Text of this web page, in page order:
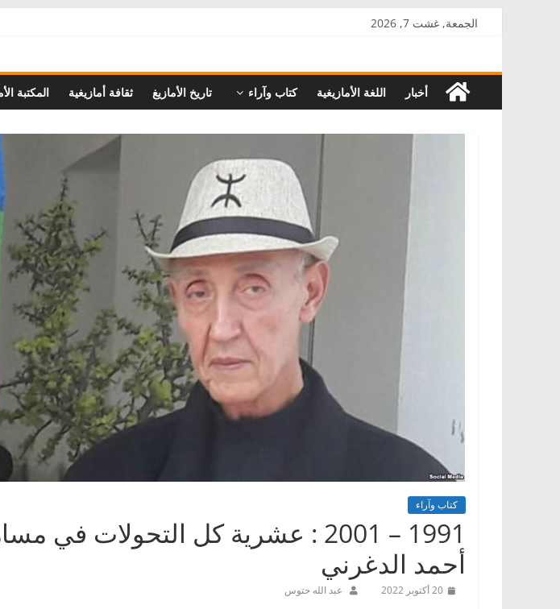
الجمعة, غشت 7, 2026
AkalPress
منبر
أخبار اللغة الأمازيغية كتاب وآراء تاريخ الأمازيغ ثقافة أمازيغية المكتبة
كتاب وآراء
1991 – 2001 : عشرية كل التحولات في
أحمد الدغرني
20 أكتوبر 2022 عبد الله حتوس